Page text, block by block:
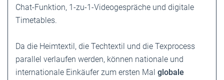
Chat-Funktion, 1-zu-1-Videogespräche und digitale
Timetables.
Da die Heimtextil, die Techtextil und die Texprocess
parallel verlaufen werden, können nationale und
internationale Einkäufer zum ersten Mal globale